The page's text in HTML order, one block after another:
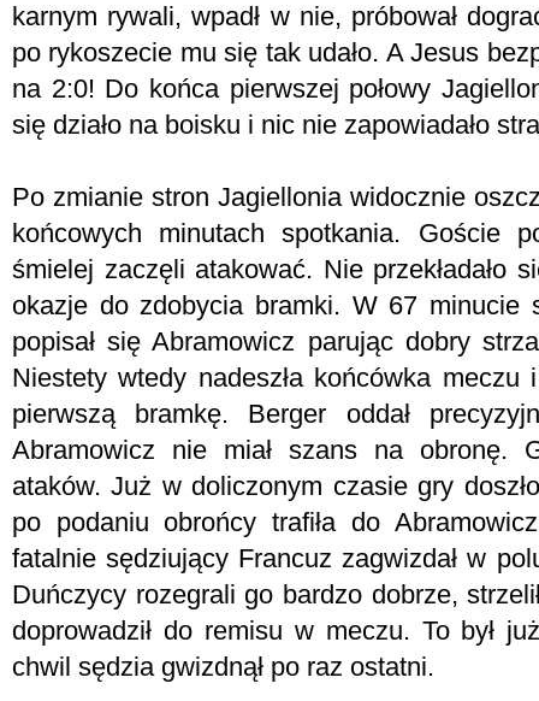
karnym rywali, wpadł w nie, próbował
po rykoszecie mu się tak udało. A Jesus
na 2:0! Do końca pierwszej połowy
się działo na boisku i nic nie zapowiadało
Po zmianie stron Jagiellonia widocznie
końcowych minutach spotkania. Goście
śmielej zaczęli atakować. Nie przekładało
okazje do zdobycia bramki. W 67 minucie
popisał się Abramowicz parując dobry
Niestety wtedy nadeszła końcówka
pierwszą bramkę. Berger oddał
Abramowicz nie miał szans na obronę.
ataków. Już w doliczonym czasie gry
po podaniu obrońcy trafiła do
fatalnie sędziujący Francuz zagwizdał w
Duńczycy rozegrali go bardzo dobrze,
doprowadził do remisu w meczu. To był
chwil sędzia gwizdnął po raz ostatni.